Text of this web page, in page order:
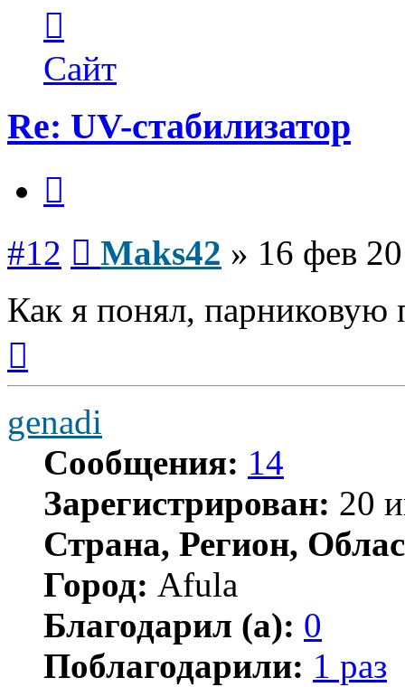
пользователя
Maks42
Сайт
Re: UV-стабилизатор
#12 Maks42 » 16 фев
Как я понял, парниковую
началу
genadi
Сообщения: 14
Зарегистрирован: 20
Страна, Регион,
Город: Afula
Благодарил (а): 0
Поблагодарили: 1 раз